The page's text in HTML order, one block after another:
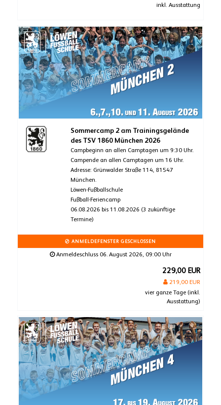
inkl. Ausstattung
Sommercamp 2 am Trainingsgelände
des TSV 1860 München 2026
Campbeginn an allen Camptagen um 9:30 Uhr.
Campende an allen Camptagen um 16 Uhr.
Adresse: Grünwalder Straße 114, 81547
München.
Löwen-Fußballschule
Fußball-Feriencamp
06.08.2026 bis 11.08.2026 (3 zukünftige
Termine)
ANMELDEFENSTER GESCHLOSSEN
Anmeldeschluss 06. August 2026, 09:00 Uhr
229,00 EUR
219,00 EUR
vier ganze Tage (inkl.
Ausstattung)